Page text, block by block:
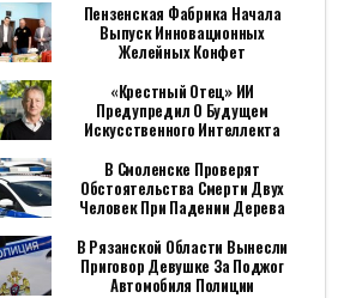
Пензенская Фабрика Начала
Выпуск Инновационных
Желейных Конфет
«Крестный Отец» ИИ
Предупредил О Будущем
Искусственного Интеллекта
В Смоленске Проверят
Обстоятельства Смерти Двух
Человек При Падении Дерева
В Рязанской Области Вынесли
Приговор Девушке За Поджог
Автомобиля Полиции